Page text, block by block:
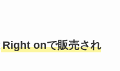
Right onで販売され